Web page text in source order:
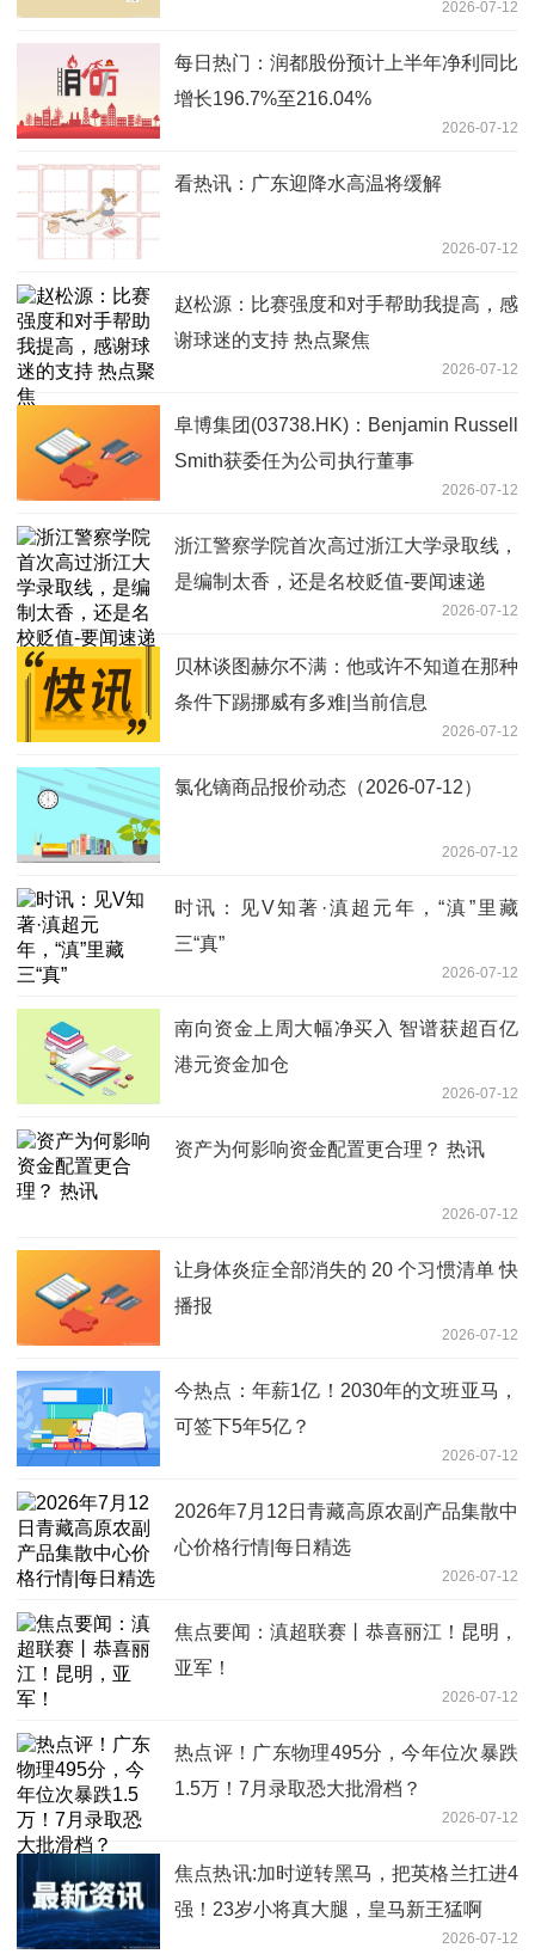
2026-07-12
每日热门：润都股份预计上半年净利同比
增长196.7%至216.04%
2026-07-12
看热讯：广东迎降水高温将缓解
2026-07-12
赵松源：比赛强度和对手帮助我提高，感
谢球迷的支持 热点聚焦
2026-07-12
阜博集团(03738.HK)：Benjamin Russell
Smith获委任为公司执行董事
2026-07-12
浙江警察学院首次高过浙江大学录取线，
是编制太香，还是名校贬值-要闻速递
2026-07-12
贝林谈图赫尔不满：他或许不知道在那种
条件下踢挪威有多难|当前信息
2026-07-12
氯化镝商品报价动态（2026-07-12）
2026-07-12
时讯：见V知著·滇超元年，“滇”里藏
三“真”
2026-07-12
南向资金上周大幅净买入 智谱获超百亿
港元资金加仓
2026-07-12
资产为何影响资金配置更合理？ 热讯
2026-07-12
让身体炎症全部消失的 20 个习惯清单 快
播报
2026-07-12
今热点：年薪1亿！2030年的文班亚马，
可签下5年5亿？
2026-07-12
2026年7月12日青藏高原农副产品集散中
心价格行情|每日精选
2026-07-12
焦点要闻：滇超联赛丨恭喜丽江！昆明，
亚军！
2026-07-12
热点评！广东物理495分，今年位次暴跌
1.5万！7月录取恐大批滑档？
2026-07-12
焦点热讯:加时逆转黑马，把英格兰扛进4
强！23岁小将真大腿，皇马新王猛啊
2026-07-12